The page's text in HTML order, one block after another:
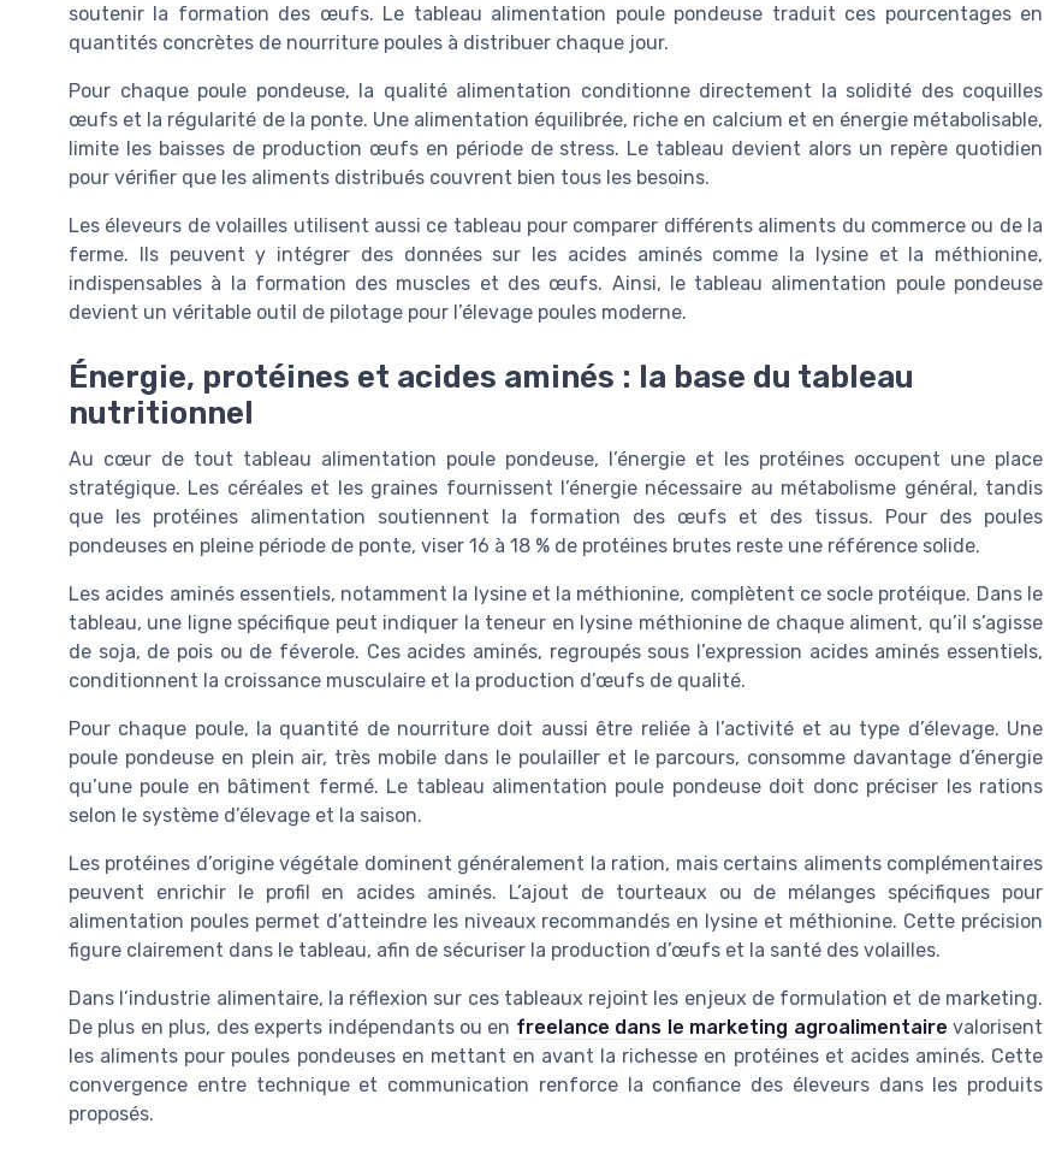
soutenir la formation des œufs. Le tableau alimentation poule pondeuse traduit ces pourcentages en
quantités concrètes de nourriture poules à distribuer chaque jour.
Pour chaque poule pondeuse, la qualité alimentation conditionne directement la solidité des coquilles
œufs et la régularité de la ponte. Une alimentation équilibrée, riche en calcium et en énergie métabolisable,
limite les baisses de production œufs en période de stress. Le tableau devient alors un repère quotidien
pour vérifier que les aliments distribués couvrent bien tous les besoins.
Les éleveurs de volailles utilisent aussi ce tableau pour comparer différents aliments du commerce ou de la
ferme. Ils peuvent y intégrer des données sur les acides aminés comme la lysine et la méthionine,
indispensables à la formation des muscles et des œufs. Ainsi, le tableau alimentation poule pondeuse
devient un véritable outil de pilotage pour l’élevage poules moderne.
Énergie, protéines et acides aminés : la base du tableau
nutritionnel
Au cœur de tout tableau alimentation poule pondeuse, l’énergie et les protéines occupent une place
stratégique. Les céréales et les graines fournissent l’énergie nécessaire au métabolisme général, tandis
que les protéines alimentation soutiennent la formation des œufs et des tissus. Pour des poules
pondeuses en pleine période de ponte, viser 16 à 18 % de protéines brutes reste une référence solide.
Les acides aminés essentiels, notamment la lysine et la méthionine, complètent ce socle protéique. Dans le
tableau, une ligne spécifique peut indiquer la teneur en lysine méthionine de chaque aliment, qu’il s’agisse
de soja, de pois ou de féverole. Ces acides aminés, regroupés sous l’expression acides aminés essentiels,
conditionnent la croissance musculaire et la production d’œufs de qualité.
Pour chaque poule, la quantité de nourriture doit aussi être reliée à l’activité et au type d’élevage. Une
poule pondeuse en plein air, très mobile dans le poulailler et le parcours, consomme davantage d’énergie
qu’une poule en bâtiment fermé. Le tableau alimentation poule pondeuse doit donc préciser les rations
selon le système d’élevage et la saison.
Les protéines d’origine végétale dominent généralement la ration, mais certains aliments complémentaires
peuvent enrichir le profil en acides aminés. L’ajout de tourteaux ou de mélanges spécifiques pour
alimentation poules permet d’atteindre les niveaux recommandés en lysine et méthionine. Cette précision
figure clairement dans le tableau, afin de sécuriser la production d’œufs et la santé des volailles.
Dans l’industrie alimentaire, la réflexion sur ces tableaux rejoint les enjeux de formulation et de marketing.
De plus en plus, des experts indépendants ou en freelance dans le marketing agroalimentaire valorisent
les aliments pour poules pondeuses en mettant en avant la richesse en protéines et acides aminés. Cette
convergence entre technique et communication renforce la confiance des éleveurs dans les produits
proposés.